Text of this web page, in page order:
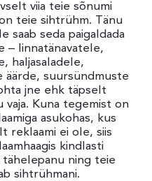
viia teie sõnumi
teie sihtrühm. Tänu
saab seda paigaldada
– linnatänavatele,
haljasaladele,
äärde, suursündmuste
jne ehk täpselt
vaja. Kuna tegemist on
asukohas, kus
reklaami ei ole, siis
kindlasti
tähelepanu ning teie
sihtrühmani.